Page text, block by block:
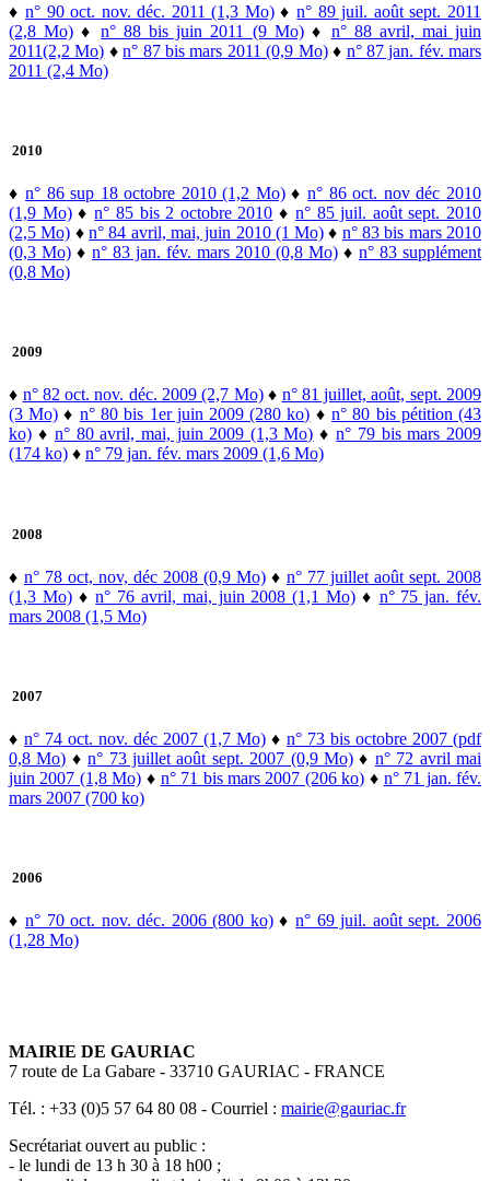
♦n° 90 oct. nov. déc. 2011 (1,3 Mo)♦n° 89 juil. août sept. 2011
(2,8 Mo) ♦n° 88 bis juin 2011 (9 Mo)♦ n° 88 avril, mai juin
2011(2,2 Mo) ♦n° 87 bis mars 2011 (0,9 Mo)♦ n° 87 jan. fév. mars
2011 (2,4 Mo)
2010
♦n° 86 sup 18 octobre 2010 (1,2 Mo)♦n° 86 oct. nov déc 2010
(1,9 Mo)♦n° 85 bis 2 octobre 2010 ♦n° 85 juil. août sept. 2010
(2,5 Mo) ♦n° 84 avril, mai, juin 2010 (1 Mo) ♦ n° 83 bis mars 2010
(0,3 Mo) ♦ n° 83 jan. fév. mars 2010 (0,8 Mo) ♦ n° 83 supplément
(0,8 Mo)
2009
♦ n° 82 oct. nov. déc. 2009 (2,7 Mo)♦ n° 81 juillet, août, sept. 2009
(3 Mo) ♦ n° 80 bis 1er juin 2009 (280 ko) ♦n° 80 bis pétition (43
ko) ♦ n° 80 avril, mai, juin 2009 (1,3 Mo) ♦n° 79 bis mars 2009
(174 ko) ♦ n° 79 jan. fév. mars 2009 (1,6 Mo)
2008
♦ n° 78 oct, nov, déc 2008 (0,9 Mo) ♦ n° 77 juillet août sept. 2008
(1,3 Mo)♦n° 76 avril, mai, juin 2008 (1,1 Mo) ♦ n° 75 jan. fév.
mars 2008 (1,5 Mo)
2007
♦ n° 74 oct. nov. déc 2007 (1,7 Mo) ♦ n° 73 bis octobre 2007 (pdf
0,8 Mo) ♦n° 73 juillet août sept. 2007 (0,9 Mo)♦ n° 72 avril mai
juin 2007 (1,8 Mo) ♦ n° 71 bis mars 2007 (206 ko) ♦ n° 71 jan. fév.
mars 2007 (700 ko)
2006
♦n° 70 oct. nov. déc. 2006 (800 ko)♦n° 69 juil. août sept. 2006
(1,28 Mo)
MAIRIE DE GAURIAC
7 route de La Gabare - 33710 GAURIAC - FRANCE
Tél. : +33 (0)5 57 64 80 08 - Courriel : mairie@gauriac.fr
Secrétariat ouvert au public :
- le lundi de 13 h 30 à 18 h00 ;